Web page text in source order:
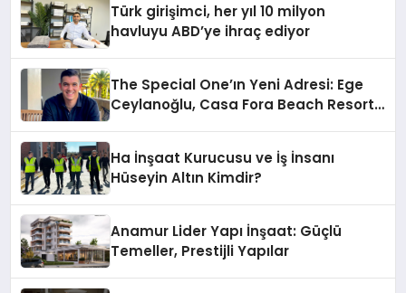
Türk girişimci, her yıl 10 milyon
havluyu ABD’ye ihraç ediyor
The Special One’ın Yeni Adresi: Ege
Ceylanoğlu, Casa Fora Beach Resort
Ha İnşaat Kurucusu ve İş İnsanı
Hüseyin Altın Kimdir?
Anamur Lider Yapı İnşaat: Güçlü
Temeller, Prestijli Yapılar